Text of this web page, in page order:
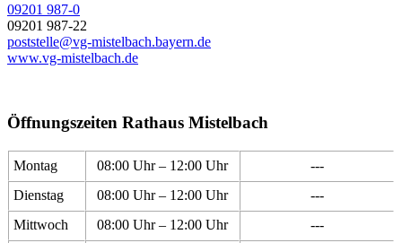
09201 987-0
09201 987-22
poststelle@vg-mistelbach.bayern.de
www.vg-mistelbach.de
Öffnungszeiten Rathaus Mistelbach
Montag 08:00 Uhr – 12:00 Uhr
---
Dienstag
08:00 Uhr – 12:00 Uhr
---
Mittwoch
08:00 Uhr – 12:00 Uhr
---